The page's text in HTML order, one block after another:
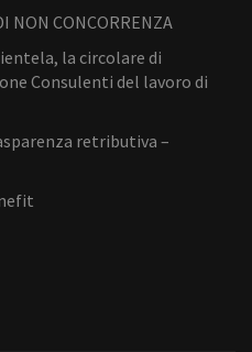
NON CONCORRENZA
la circolare di
Consulenti del lavoro di
retributiva –